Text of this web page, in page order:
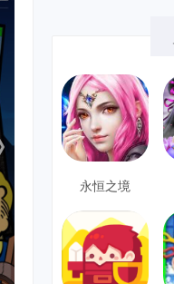
永恒之境